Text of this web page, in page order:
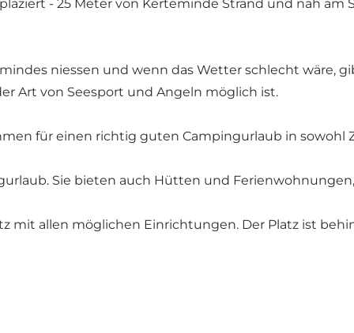
- 25 Meter von Kerteminde Strand und nah am
niessen und wenn das Wetter schlecht wäre,
Art von Seesport und Angeln möglich ist.
für einen richtig guten Campingurlaub in sowohl
Sie bieten auch Hütten und
mit allen möglichen Einrichtungen. Der Platz ist